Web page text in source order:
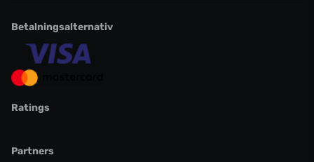
Betalningsalternativ
Ratings
Partners